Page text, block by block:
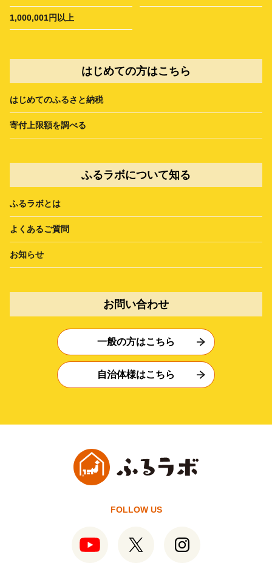
1,000,001円以上
はじめての方はこちら
はじめてのふるさと納税
寄付上限額を調べる
ふるラボについて知る
ふるラボとは
よくあるご質問
お知らせ
お問い合わせ
一般の方はこちら
自治体様はこちら
FOLLOW US